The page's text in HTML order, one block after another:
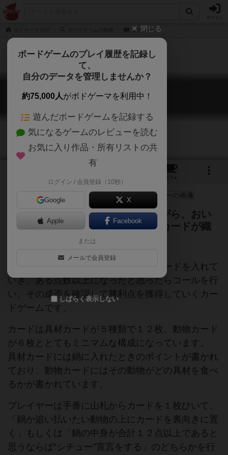
シチュー
シチュー
Stew
カフェ
具材を狙う動物たちを追い払いながら、おい
しいシチューを作ろう！１２枚のカードが織
りなすミニマムな心理戦！
シチューは全プレイヤー共通の鍋にカードを入れて
いき、ある点数以上になったと思ったらコールを行
い、その成否を確認して勝利点を獲得していくカー
ドゲームです。
カードは具材カードが５種類で１２枚、動物カード
が６枚ととてもミニマムな構成になっています。
具材カードには鍋に入れたときのポイントが書かれ
ており、動物カードにはその動物がどの具材を食べ
るかが書かれています。
プレイヤーは手番に山札からカードを１枚ひいて、
「鍋か追い払いたい動物の上にカードを裏向きに置
く」もしくは「鍋の中身が合計１２点以上であると
思うならば”シチュー”宣言をする」のどちらかを行
閉じる
ボードゲームのプレイ履歴を記録し
て、
自分のデータを管理しませんか？
約75,000人がボドゲーマを利用中！
遊んだボードゲームを記録する
気になるゲームのレビューを読む
お気に入り作品・所有リストの共
有
ログイン / 会員登録（10秒）
Google X
Apple Facebook
または
メールで会員登録
しばらく表示しない